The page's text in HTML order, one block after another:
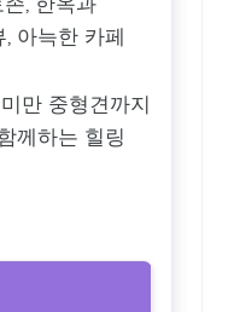
아늑한 카페
만 중형견까지
께하는 힐링